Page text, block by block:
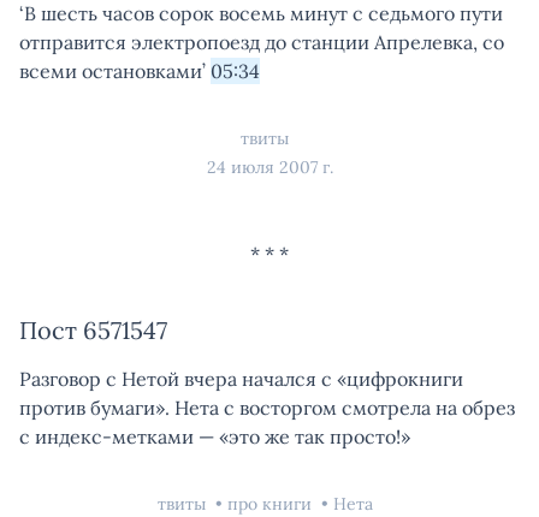
‘В шесть часов сорок восемь минут с седьмого пути
отправится электропоезд до станции Апрелевка, со
всеми остановками’ 05:34
твиты
24 июля 2007 г.
Пост 6571547
Разговор с Нетой вчера начался с «цифрокниги
против бумаги». Нета с восторгом смотрела на обрез
с индекс-метками — «это же так просто!»
твиты про книги
Нета